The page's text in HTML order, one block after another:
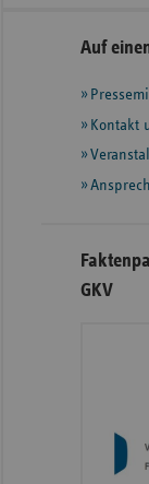
Seitenleiste
weiteren
Informationen
Auf
Kontakt
GKV